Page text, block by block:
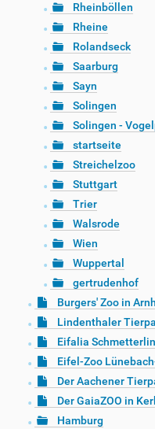
Rheinböllen
Rheine
Rolandseck
Saarburg
Sayn
Solingen
Solingen -
startseite
Streichelzoo
Stuttgart
Trier
Walsrode
Wien
Wuppertal
gertrudenhof
Burgers' Zoo in
Lindenthaler
Eifalia
Eifel-Zoo
Der Aachener
Der GaiaZOO in
Hamburg